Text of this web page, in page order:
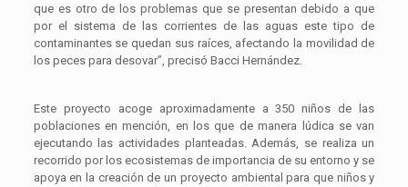
que es otro de los problemas que se presentan debido a que
por el sistema de las corrientes de las aguas este tipo de
contaminantes se quedan sus raíces, afectando la movilidad de
los peces para desovar”, precisó Bacci Hernández.
Este proyecto acoge aproximadamente a 350 niños de las
poblaciones en mención, en los que de manera lúdica se van
ejecutando las actividades planteadas. Además, se realiza un
recorrido por los ecosistemas de importancia de su entorno y se
apoya en la creación de un proyecto ambiental para que niños y